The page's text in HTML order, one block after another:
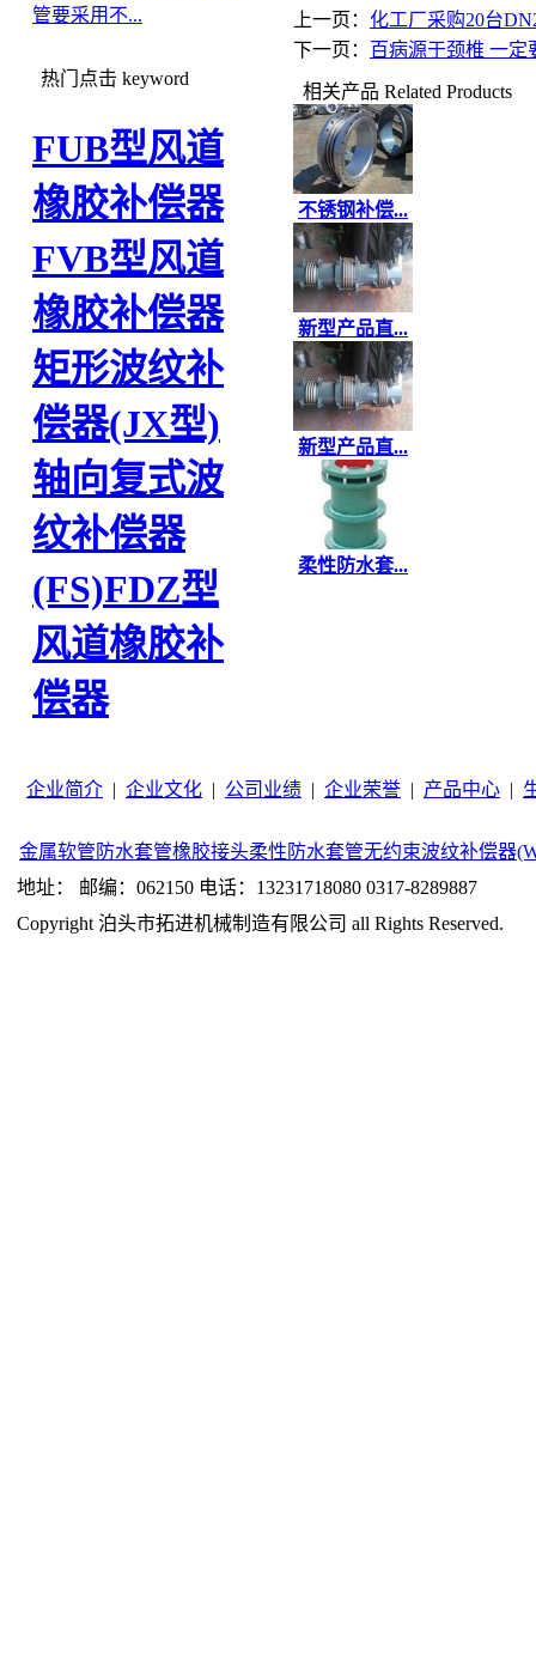
管要采用不...
热门点击 keyword
FUB型风道
橡胶补偿器
FVB型风道
橡胶补偿器
矩形波纹补
偿器(JX型)
轴向复式波
纹补偿器
(FS)FDZ型
风道橡胶补
偿器
上一页： 化工厂采购20台
下一页： 百病源于颈椎 一定
相关产品 Related Products
不锈钢补偿...
新型产品直...
新型产品直...
柔性防水套...
企业简介 | 企业文化 | 公司业绩 | 企业荣誉 | 产品中心 |
金属软管 防水套管橡胶接头柔性防水套管无约束波纹补偿器
地址： 邮编：062150 电话：13231718080 0317-8289887
Copyright 泊头市拓进机械制造有限公司 all Rights Reserved.